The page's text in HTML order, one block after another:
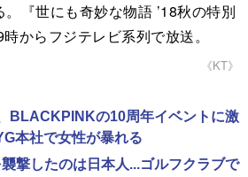
『世にも奇妙な物語 ’18秋の特別
からフジテレビ系列で放送。
《KT》
BLACKPINKの10周年イベントに激
本社で女性が暴れる
撃したのは日本人...ゴルフクラブで